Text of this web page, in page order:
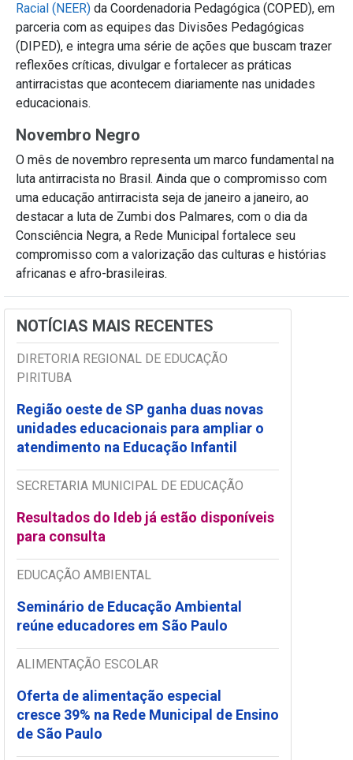
Racial (NEER) da Coordenadoria Pedagógica (COPED), em
parceria com as equipes das Divisões Pedagógicas
(DIPED), e integra uma série de ações que buscam trazer
reflexões críticas, divulgar e fortalecer as práticas
antirracistas que acontecem diariamente nas unidades
educacionais.
Novembro Negro
O mês de novembro representa um marco fundamental na
luta antirracista no Brasil. Ainda que o compromisso com
uma educação antirracista seja de janeiro a janeiro, ao
destacar a luta de Zumbi dos Palmares, com o dia da
Consciência Negra, a Rede Municipal fortalece seu
compromisso com a valorização das culturas e histórias
africanas e afro-brasileiras.
NOTÍCIAS MAIS RECENTES
DIRETORIA REGIONAL DE EDUCAÇÃO
PIRITUBA
Região oeste de SP ganha duas novas
unidades educacionais para ampliar o
atendimento na Educação Infantil
SECRETARIA MUNICIPAL DE EDUCAÇÃO
Resultados do Ideb já estão disponíveis
para consulta
EDUCAÇÃO AMBIENTAL
Seminário de Educação Ambiental
reúne educadores em São Paulo
ALIMENTAÇÃO ESCOLAR
Oferta de alimentação especial
cresce 39% na Rede Municipal de Ensino
de São Paulo